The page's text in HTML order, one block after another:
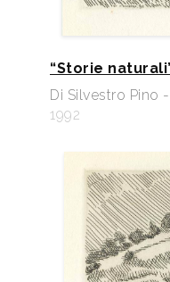
“Storie
Di Silvestro Pino -
1992